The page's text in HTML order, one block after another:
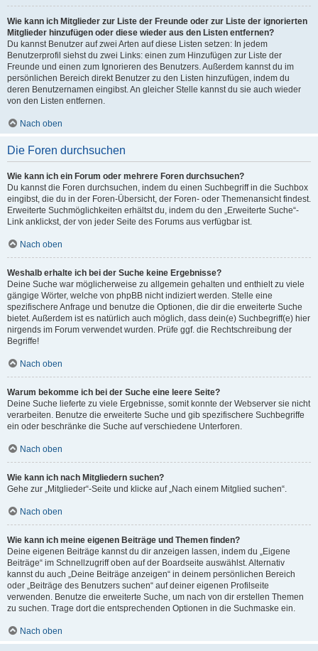
Wie kann ich Mitglieder zur Liste der Freunde oder zur Liste der ignorierten
Mitglieder hinzufügen oder diese wieder aus den Listen entfernen?
Du kannst Benutzer auf zwei Arten auf diese Listen setzen: In jedem
Benutzerprofil siehst du zwei Links: einen zum Hinzufügen zur Liste der
Freunde und einen zum Ignorieren des Benutzers. Außerdem kannst du im
persönlichen Bereich direkt Benutzer zu den Listen hinzufügen, indem du
deren Benutzernamen eingibst. An gleicher Stelle kannst du sie auch wieder
von den Listen entfernen.
Nach oben
Die Foren durchsuchen
Wie kann ich ein Forum oder mehrere Foren durchsuchen?
Du kannst die Foren durchsuchen, indem du einen Suchbegriff in die Suchbox
eingibst, die du in der Foren-Übersicht, der Foren- oder Themenansicht findest.
Erweiterte Suchmöglichkeiten erhältst du, indem du den „Erweiterte Suche“-
Link anklickst, der von jeder Seite des Forums aus verfügbar ist.
Nach oben
Weshalb erhalte ich bei der Suche keine Ergebnisse?
Deine Suche war möglicherweise zu allgemein gehalten und enthielt zu viele
gängige Wörter, welche von phpBB nicht indiziert werden. Stelle eine
spezifischere Anfrage und benutze die Optionen, die dir die erweiterte Suche
bietet. Außerdem ist es natürlich auch möglich, dass dein(e) Suchbegriff(e) hier
nirgends im Forum verwendet wurden. Prüfe ggf. die Rechtschreibung der
Begriffe!
Nach oben
Warum bekomme ich bei der Suche eine leere Seite?
Deine Suche lieferte zu viele Ergebnisse, somit konnte der Webserver sie nicht
verarbeiten. Benutze die erweiterte Suche und gib spezifischere Suchbegriffe
ein oder beschränke die Suche auf verschiedene Unterforen.
Nach oben
Wie kann ich nach Mitgliedern suchen?
Gehe zur „Mitglieder“-Seite und klicke auf „Nach einem Mitglied suchen“.
Nach oben
Wie kann ich meine eigenen Beiträge und Themen finden?
Deine eigenen Beiträge kannst du dir anzeigen lassen, indem du „Eigene
Beiträge“ im Schnellzugriff oben auf der Boardseite auswählst. Alternativ
kannst du auch „Deine Beiträge anzeigen“ in deinem persönlichen Bereich
oder „Beiträge des Benutzers suchen“ auf deiner eigenen Profilseite
verwenden. Benutze die erweiterte Suche, um nach von dir erstellen Themen
zu suchen. Trage dort die entsprechenden Optionen in die Suchmaske ein.
Nach oben